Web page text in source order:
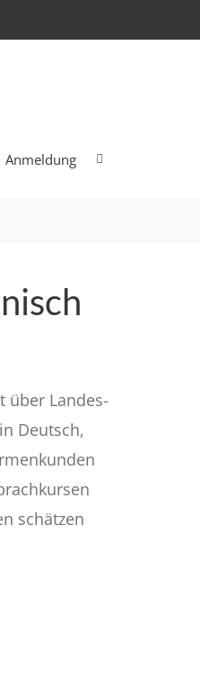
Anmeldung
über Landes-
Deutsch,
schätzen